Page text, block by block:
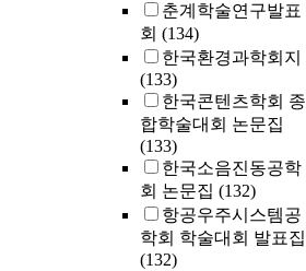
춘계학술연구발표
회 (134)
한국환경과학회지
(133)
한국콘텐츠학회 종
합학술대회 논문집
(133)
한국소음진동공학
회 논문집 (132)
항공우주시스템공
학회 학술대회 발표집
(132)